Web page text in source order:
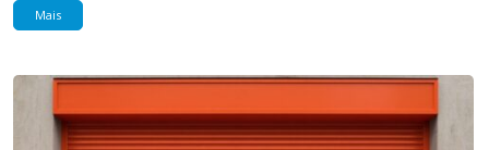
Mais